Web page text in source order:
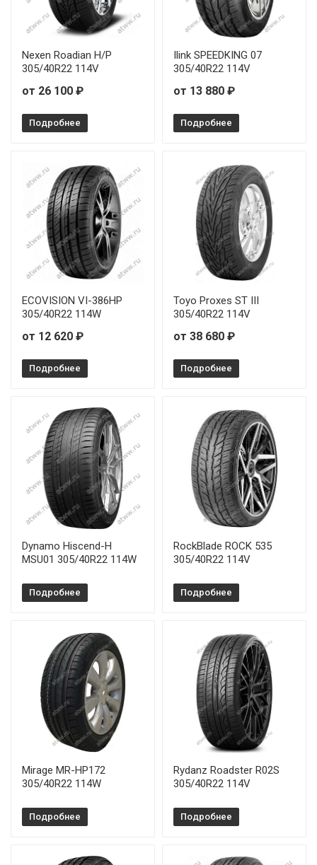
Joyroad Sport RX6 225/50R17 98W
Joyroad Sport RX6 235/50R17 96W
Joyroad Sport RX6 235/55R17 103W
Joyroad Sport RX6 245/35R20 95W
Joyroad Sport RX6 245/40R19 98W
Joyroad Sport RX6 245/40R20 95W
Joyroad Sport RX6 245/45R19 98W
Joyroad Sport RX6 245/50R18 100W
Nexen Roadian H/P
305/40R22 114V
от 26 100 ₽
Подробнее
Ilink SPEEDKING 07
305/40R22 114V
от 13 880 ₽
Подробнее
ECOVISION VI-386HP
305/40R22 114W
от 12 620 ₽
Подробнее
Toyo Proxes ST III
305/40R22 114V
от 38 680 ₽
Подробнее
Dynamo Hiscend-H
MSU01 305/40R22 114W
Подробнее
RockBlade ROCK 535
305/40R22 114V
Подробнее
Mirage MR-HP172
305/40R22 114W
Подробнее
Rydanz Roadster R02S
305/40R22 114V
Подробнее